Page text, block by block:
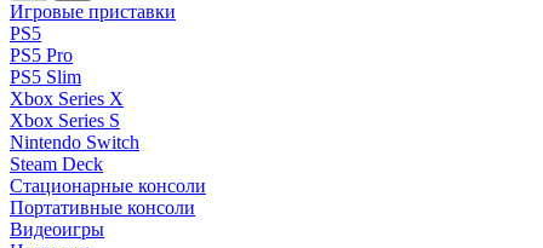
Игровые приставки
PS5
PS5 Pro
PS5 Slim
Xbox Series X
Xbox Series S
Nintendo Switch
Steam Deck
Стационарные консоли
Портативные консоли
Видеоигры